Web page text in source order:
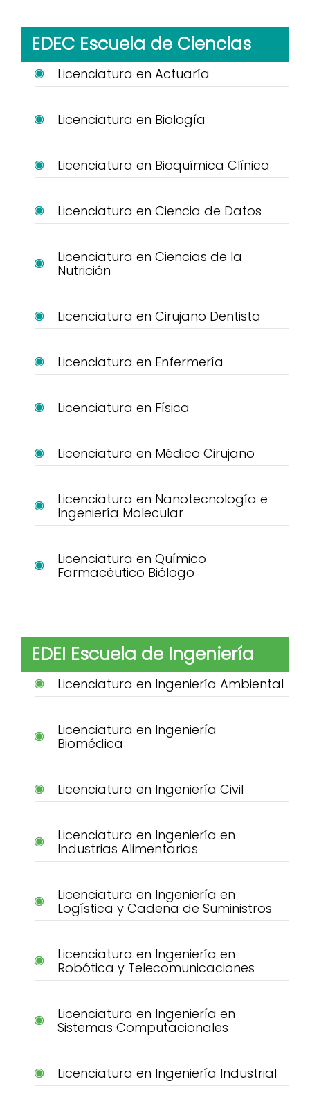
EDEC Escuela de Ciencias
Licenciatura en Actuaría
Licenciatura en Biología
Licenciatura en Bioquímica Clínica
Licenciatura en Ciencia de Datos
Licenciatura en Ciencias de la
Nutrición
Licenciatura en Cirujano Dentista
Licenciatura en Enfermería
Licenciatura en Física
Licenciatura en Médico Cirujano
Licenciatura en Nanotecnología e
Ingeniería Molecular
Licenciatura en Químico
Farmacéutico Biólogo
EDEI Escuela de Ingeniería
Licenciatura en Ingeniería Ambiental
Licenciatura en Ingeniería
Biomédica
Licenciatura en Ingeniería Civil
Licenciatura en Ingeniería en
Industrias Alimentarias
Licenciatura en Ingeniería en
Logística y Cadena de Suministros
Licenciatura en Ingeniería en
Robótica y Telecomunicaciones
Licenciatura en Ingeniería en
Sistemas Computacionales
Licenciatura en Ingeniería Industrial